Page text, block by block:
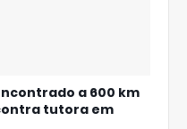
a 600 km
tutora em